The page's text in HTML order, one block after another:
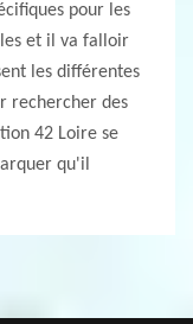
pour les
et il va falloir
les différentes
rechercher des
42 Loire se
qu'il